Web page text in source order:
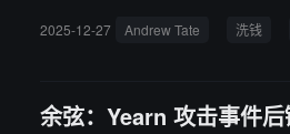
2025-12-27 Andrew Tate 洗钱
余弦：Yearn 攻击事件